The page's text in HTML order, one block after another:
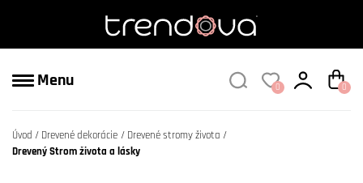
Menu 0 0
Úvod Drevené dekorácie
Drevené stromy života
Drevený Strom života a lásky